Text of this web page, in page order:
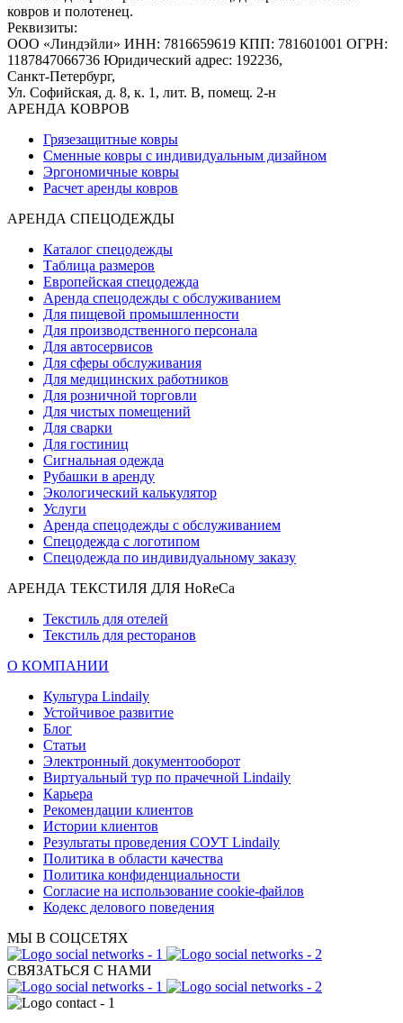
ковров и полотенец.
Реквизиты:
ООО «Линдэйли» ИНН: 7816659619 КПП: 781601001 ОГРН:
1187847066736 Юридический адрес: 192236,
Санкт-Петербург,
Ул. Софийская, д. 8, к. 1, лит. В, помещ. 2-н
АРЕНДА КОВРОВ
Грязезащитные ковры
Сменные ковры с индивидуальным дизайном
Эргономичные ковры
Расчет аренды ковров
АРЕНДА СПЕЦОДЕЖДЫ
Каталог спецодежды
Таблица размеров
Европейская спецодежда
Аренда спецодежды с обслуживанием
Для пищевой промышленности
Для производственного персонала
Для автосервисов
Для сферы обслуживания
Для медицинских работников
Для розничной торговли
Для чистых помещений
Для сварки
Для гостиниц
Сигнальная одежда
Рубашки в аренду
Экологический калькулятор
Услуги
Аренда спецодежды с обслуживанием
Спецодежда с логотипом
Спецодежда по индивидуальному заказу
АРЕНДА ТЕКСТИЛЯ ДЛЯ HoReCa
Текстиль для отелей
Текстиль для ресторанов
О КОМПАНИИ
Культура Lindaily
Устойчивое развитие
Блог
Статьи
Электронный документооборот
Виртуальный тур по прачечной Lindaily
Карьера
Рекомендации клиентов
Истории клиентов
Результаты проведения СОУТ Lindaily
Политика в области качества
Политика конфиденциальности
Согласие на использование cookie-файлов
Кодекс делового поведения
МЫ В СОЦСЕТЯХ
СВЯЗАТЬСЯ С НАМИ